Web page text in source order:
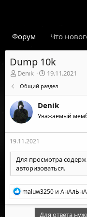
Форум Что
Dump 10k
А
о
р
е
м
ы
Denik
Д
т
н
а
а
19.11.2021
Общий раздел
Denik
Уважаемый
19.11.2021
Для просмотра
авторизоваться.
Р
е
а
maluw3250 и
Для ответа